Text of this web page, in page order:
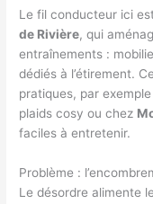
Le fil conducteur ici
de Rivière, qui
entraînements :
dédiés à l’étirement.
pratiques, par
plaids cosy ou chez
faciles à entretenir.
Problème :
Le désordre alimente